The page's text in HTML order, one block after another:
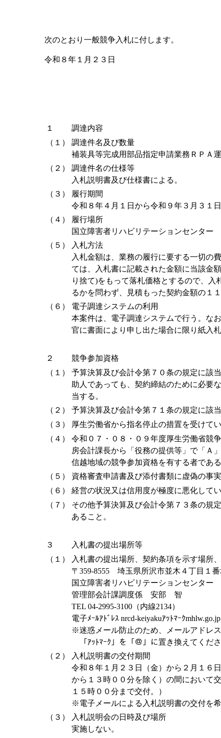
次のとおり一般競争入札に付します。
令和８年１月２３日
１
調達内容
（１）
調達件名及び数量
補装具等完成用部品指定申請業務ＲＰＡ
（２）
調達件名の仕様等
入札説明書及び仕様書による。
（３）
履行期間
令和８年４月１日から令和９年３月３１
（４）
履行場所
国立障害者リハビリテーションセンター
（５）
入札方法
入札金額は、業務の履行に要する一切の
ては、入札書に記載された金額に当該金
り捨て)をもって落札価格とするので、
るかを問わず、見積もった契約金額の１
（６）
電子調達システムの利用
本案件は、電子調達システムで行う。な
官に書面により申し出た場合に限り紙入
２
競争参加資格
（１）
予算決算及び会計令第７０条の規定に該
助人であっても、契約締結のために必要
当する。
（２）
予算決算及び会計令第７１条の規定に該
（３）
厚生労働省から指名停止の措置を受けて
（４）
令和０７・０８・０９年度厚生労働省競
房会計課長から「役務の提供等」で「Ａ
信越地域の競争参加資格を有する者であ
（５）
資格審査申請書及び添付書類に虚偽の事
（６）
経営の状況又は信用度が極度に悪化して
（７）
その他予算決算及び会計令第７３条の規
あること。
３
入札書の提出場所等
（１）
入札書の提出場所、契約条項を示す場所
〒359-8555 埼玉県所沢市並木４丁目１
国立障害者リハビリテーションセンター
管理部会計課調度係 安部 智
TEL 04-2995-3100（内線2134）
電子ﾒｰﾙｱﾄﾞﾚｽ nrcd-keiyakuｱｯﾄﾏｰｸmhlw.go.jp
※迷惑メール防止のため、メールアドレ
「ｱｯﾄﾏｰｸ」を「＠」に置き換えてくだ
（２）
入札説明書の交付期間
令和８年１月２３日（金）から２月１６
から１３時００分を除く）の間において
１５時００分まで交付。）
※電子メールによる入札説明書の交付を
（３）
入札説明会の日時及び場所
実施しない。